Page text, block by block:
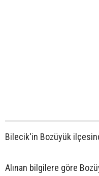
Bilecik'in Bozüyük
Alınan bilgilere göre